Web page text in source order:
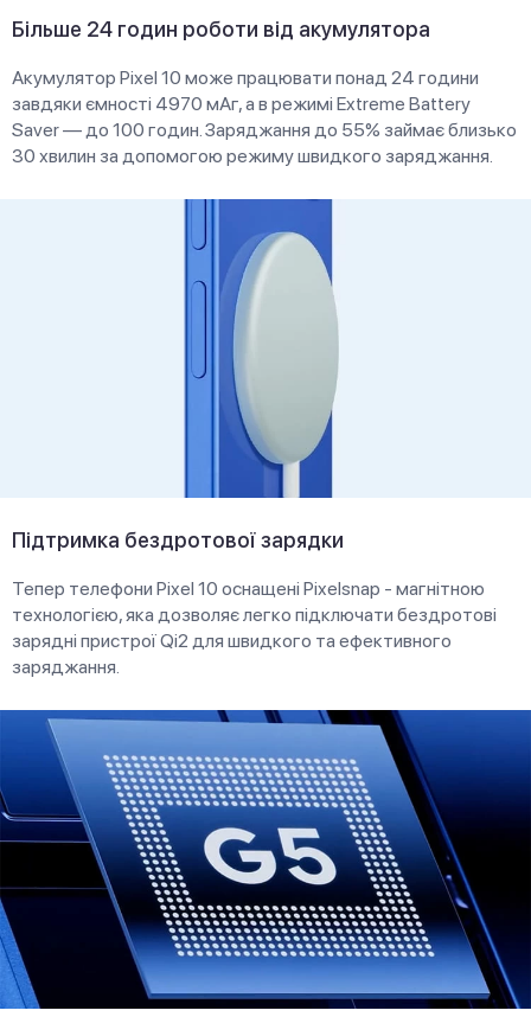
Більше 24 годин роботи від акумулятора
Акумулятор Pixel 10 може працювати понад 24 години
завдяки ємності 4970 мАг, а в режимі Extreme Battery
Saver — до 100 годин. Заряджання до 55% займає близько
30 хвилин за допомогою режиму швидкого заряджання.
Підтримка бездротової зарядки
Тепер телефони Pixel 10 оснащені Pixelsnap - магнітною
технологією, яка дозволяє легко підключати бездротові
зарядні пристрої Qi2 для швидкого та ефективного
заряджання.